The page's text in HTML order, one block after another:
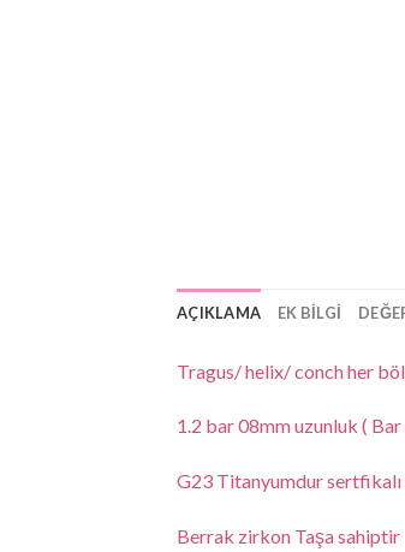
AÇIKLAMA EK BILGI
Tragus/ helix/ conch her
1.2 bar 08mm uzunluk (
G23 Titanyumdur sertfikalı
Berrak zirkon Taşa sahiptir